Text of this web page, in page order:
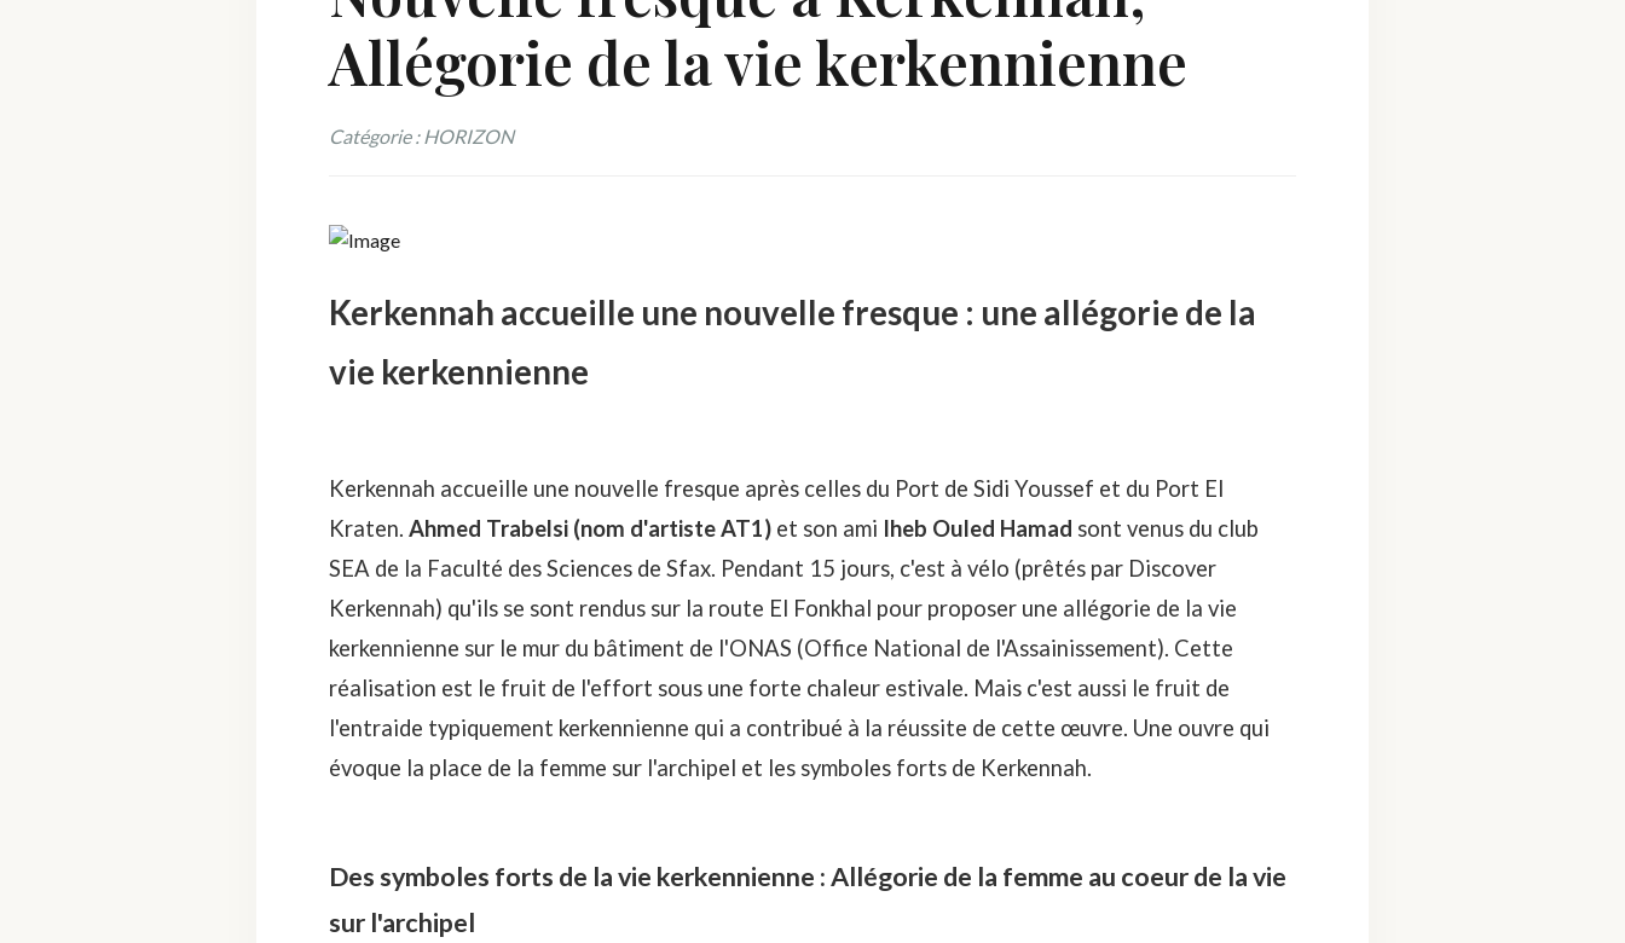
Allégorie de la vie kerkennienne
Catégorie : HORIZON
Kerkennah accueille une nouvelle fresque : une allégorie de la
vie kerkennienne
Kerkennah accueille une nouvelle fresque après celles du Port de Sidi Youssef et du Port El
Kraten. Ahmed Trabelsi (nom d'artiste AT1) et son ami Iheb Ouled Hamad sont venus du club
SEA de la Faculté des Sciences de Sfax. Pendant 15 jours, c'est à vélo (prêtés par Discover
Kerkennah) qu'ils se sont rendus sur la route El Fonkhal pour proposer une allégorie de la vie
kerkennienne sur le mur du bâtiment de l'ONAS (Office National de l'Assainissement). Cette
réalisation est le fruit de l'effort sous une forte chaleur estivale. Mais c'est aussi le fruit de
l'entraide typiquement kerkennienne qui a contribué à la réussite de cette œuvre. Une ouvre qui
évoque la place de la femme sur l'archipel et les symboles forts de Kerkennah.
Des symboles forts de la vie kerkennienne : Allégorie de la femme au coeur de la vie
sur l'archipel